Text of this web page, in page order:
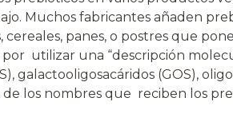
Muchos fabricantes añaden
cereales, panes, o postres que
utilizar una “descripción
galactooligosacáridos (GOS),
los nombres que reciben los